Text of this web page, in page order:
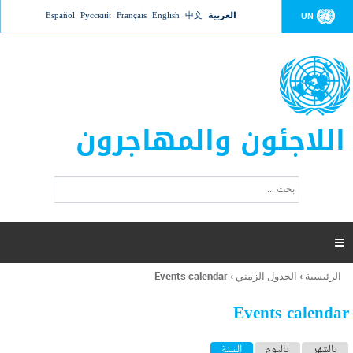
Jump to navigation UN العربية 中文
English
Français
Русский
Español
اللاجئون والمهاجرون
ت
ر
ل
ح
ب

أنت
هنا
الرئيسية › الجدول الزمني ›
Events calendar
Events calendar